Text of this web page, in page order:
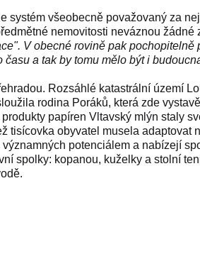
systém všeobecně považovaný za
nemovitosti neváznou žádné
V obecné rovině pak pochopitelně
a tak by tomu mělo být i
Rozsáhlé katastrální území
rodina Poráků, která zde
papíren Vltavský mlýn staly
tisícovka obyvatel musela adaptovat
potenciálem a nabízejí
spolky: kopanou, kuželky a stolní